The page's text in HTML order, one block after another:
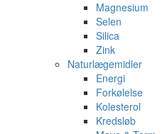
Magnesium
Selen
Silica
Zink
Naturlægemidler
Energi
Forkølelse
Kolesterol
Kredsløb